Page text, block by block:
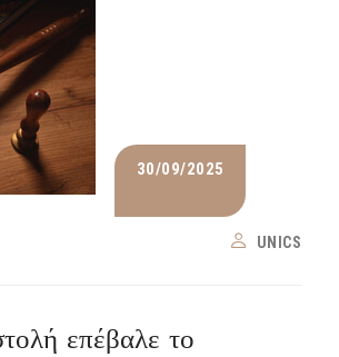
30/09/2025
UNICS
επέβαλε το